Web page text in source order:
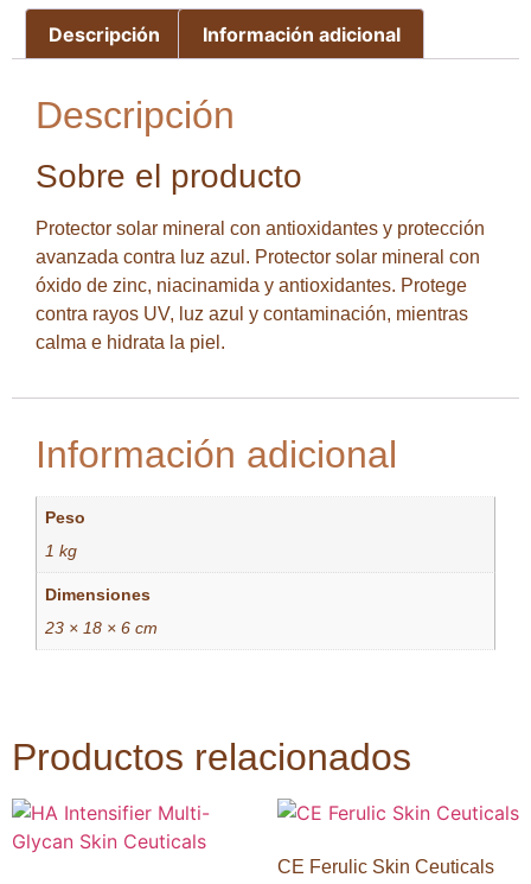
Descripción Información adicional
Descripción
Sobre el producto
Protector solar mineral con antioxidantes y protección
avanzada contra luz azul. Protector solar mineral con
óxido de zinc, niacinamida y antioxidantes. Protege
contra rayos UV, luz azul y contaminación, mientras
calma e hidrata la piel.
Información adicional
Peso
1 kg
Dimensiones
23 × 18 × 6 cm
Productos relacionados
CE Ferulic Skin Ceuticals